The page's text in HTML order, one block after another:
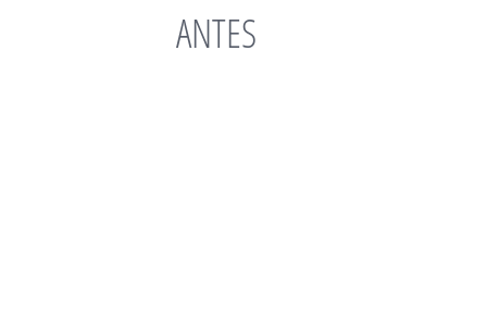
ANTES